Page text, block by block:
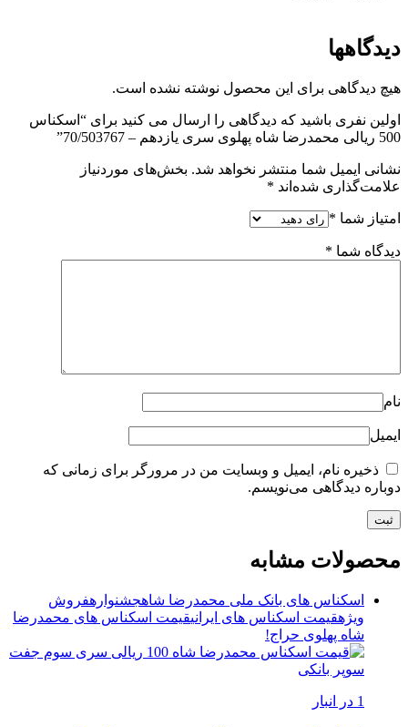
دیدگاهها
هیچ دیدگاهی برای این محصول نوشته نشده است.
اولین نفری باشید که دیدگاهی را ارسال می کنید برای “اسکناس
500 ریالی محمدرضا شاه پهلوی سری یازدهم – 70/503767”
نشانی ایمیل شما منتشر نخواهد شد. بخش‌های موردنیاز
علامت‌گذاری شده‌اند *
امتیاز شما *
دیدگاه شما *
نام
ایمیل
ذخیره نام، ایمیل و وبسایت من در مرورگر برای زمانی که
دوباره دیدگاهی می‌نویسم.
محصولات مشابه
اسکناس های بانک ملی محمدرضا شاهجشنوارهفروش
ویژهقیمت اسکناس های ایرانیقیمت اسکناس های محمدرضا
شاه پهلوی حراج!
1 در انبار